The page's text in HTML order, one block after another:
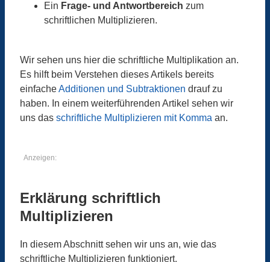
Ein Frage- und Antwortbereich zum
schriftlichen Multiplizieren.
Wir sehen uns hier die schriftliche Multiplikation an.
Es hilft beim Verstehen dieses Artikels bereits
einfacheAdditionen und Subtraktionen drauf zu
haben. In einem weiterführenden Artikel sehen wir
uns das schriftliche Multiplizieren mit Komma an.
Anzeigen:
Erklärung schriftlich
Multiplizieren
In diesem Abschnitt sehen wir uns an, wie das
schriftliche Multiplizieren funktioniert.